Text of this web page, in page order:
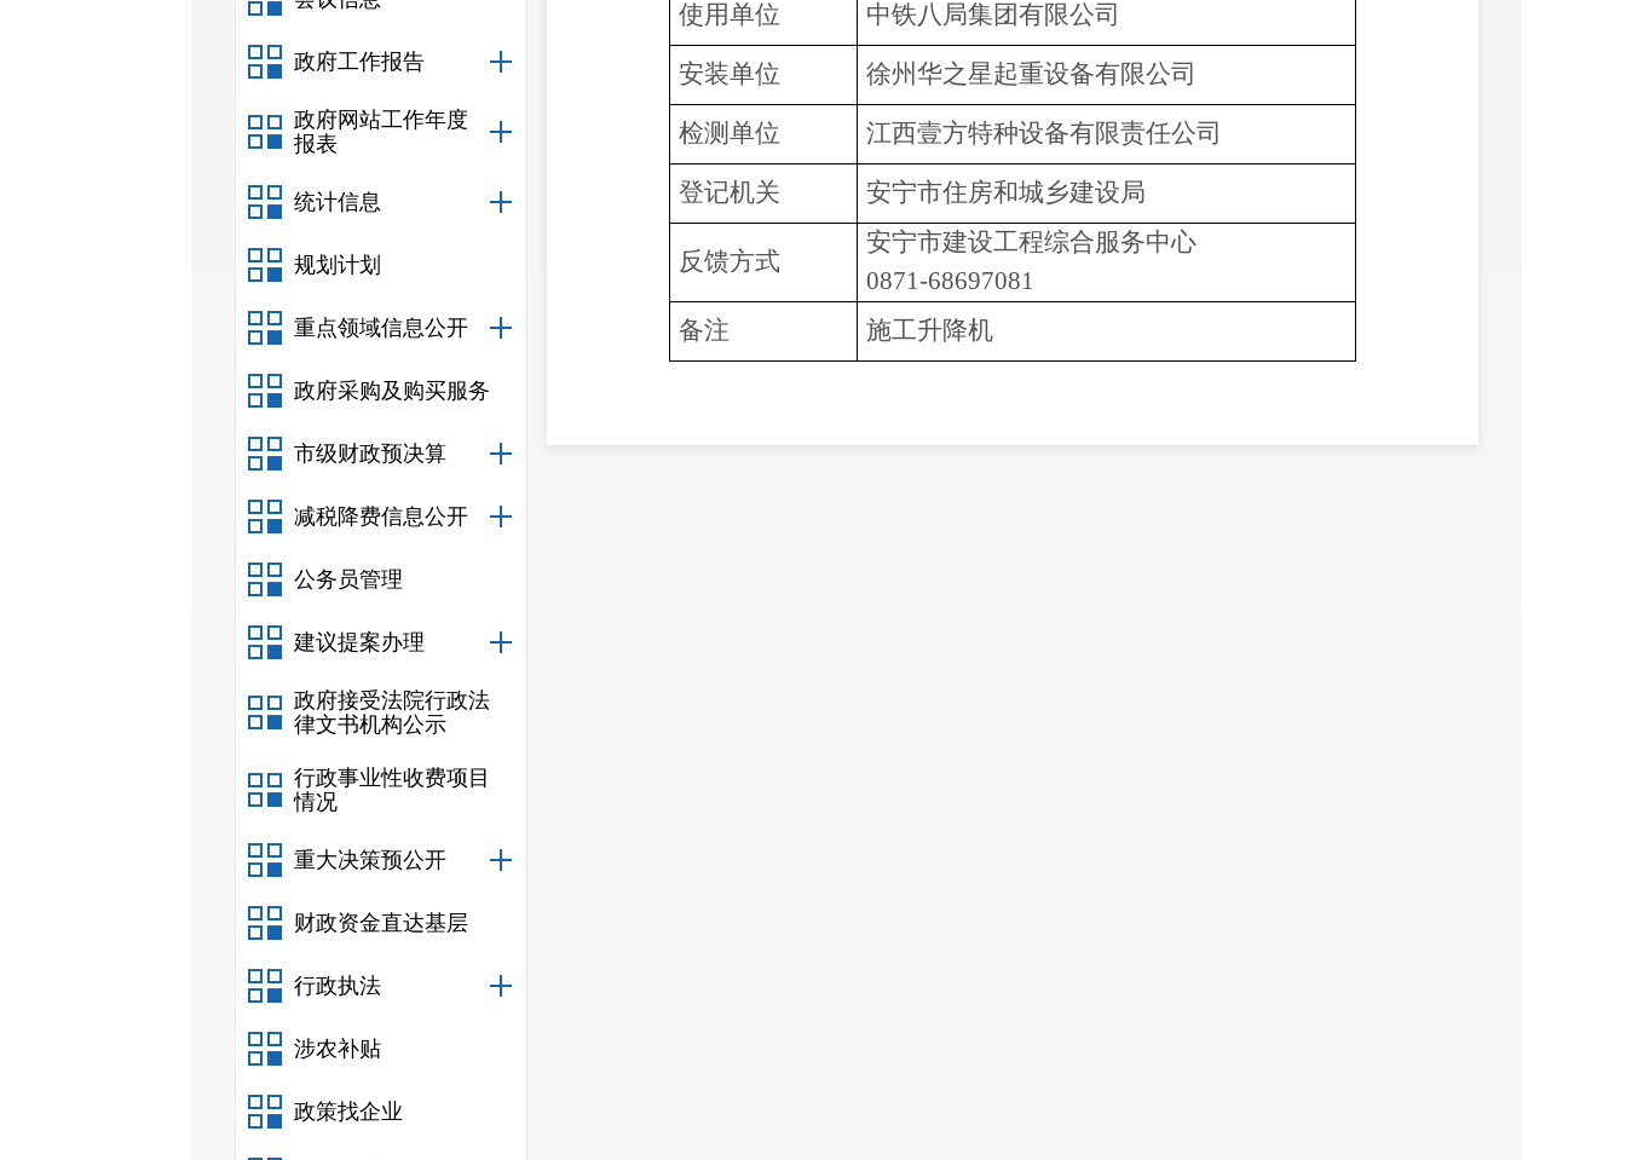
政府工作报告
政府网站工作年度
报表
统计信息
规划计划
重点领域信息公开
政府采购及购买服务
市级财政预决算
减税降费信息公开
公务员管理
建议提案办理
政府接受法院行政法
律文书机构公示
行政事业性收费项目
情况
重大决策预公开
财政资金直达基层
行政执法
涉农补贴
政策找企业
使用单位 中铁八局集团有限公司
安装单位 徐州华之星起重设备有限公司
检测单位 江西壹方特种设备有限责任公司
登记机关 安宁市住房和城乡建设局
反馈方式
安宁市建设工程综合服务中心
0871-68697081
备注
施工升降机